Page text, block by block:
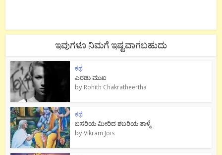
ಇವುಗಳೂ ನಿಮಗೆ ಇಷ್ಟವಾಗಬಹುದು
ಕಥೆ
ಎರಡು ಮುಖ
by Rohith Chakratheertha
ಕಥೆ
ಬಸರಿಯ ಮೀರಿದ ಶಬರಿಯ ತಾಳ್ಮೆ
byVikram Jois